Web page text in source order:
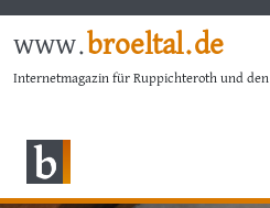
www.broeltal.de
Internetmagazin für Ruppichteroth und den